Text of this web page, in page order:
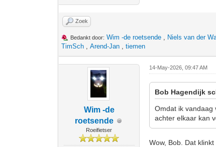
Zoek
Bedankt door: Wim -de roetsende , Niels van der
TimSch ,Arend-Jan ,tiemen
Wim -de
roetsende
Roeifietser
14-May-2026, 09:47 AM
Bob Hagendijk
Omdat ik vandaag
achter elkaar kan
Wow, Bob. Dat